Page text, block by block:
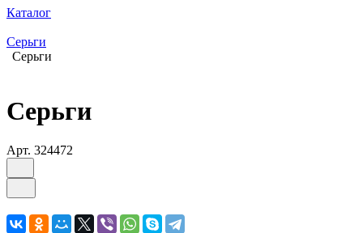
Каталог
Серьги
Серьги
Серьги
Арт. 324472